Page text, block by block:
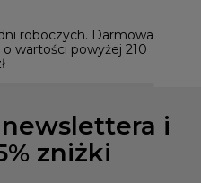
roboczych. Darmowa
wartości powyżej 210
i
zniżki